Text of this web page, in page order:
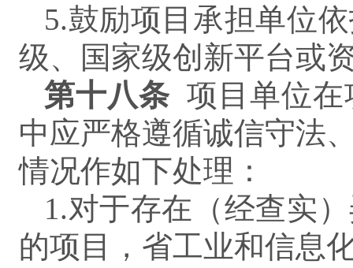
5.鼓励项目承担单位
级、国家级创新平台或
第十八条 项目单位
中应严格遵循诚信守法
情况作如下处理：
1.对于存在（经查实
的项目，省工业和信息